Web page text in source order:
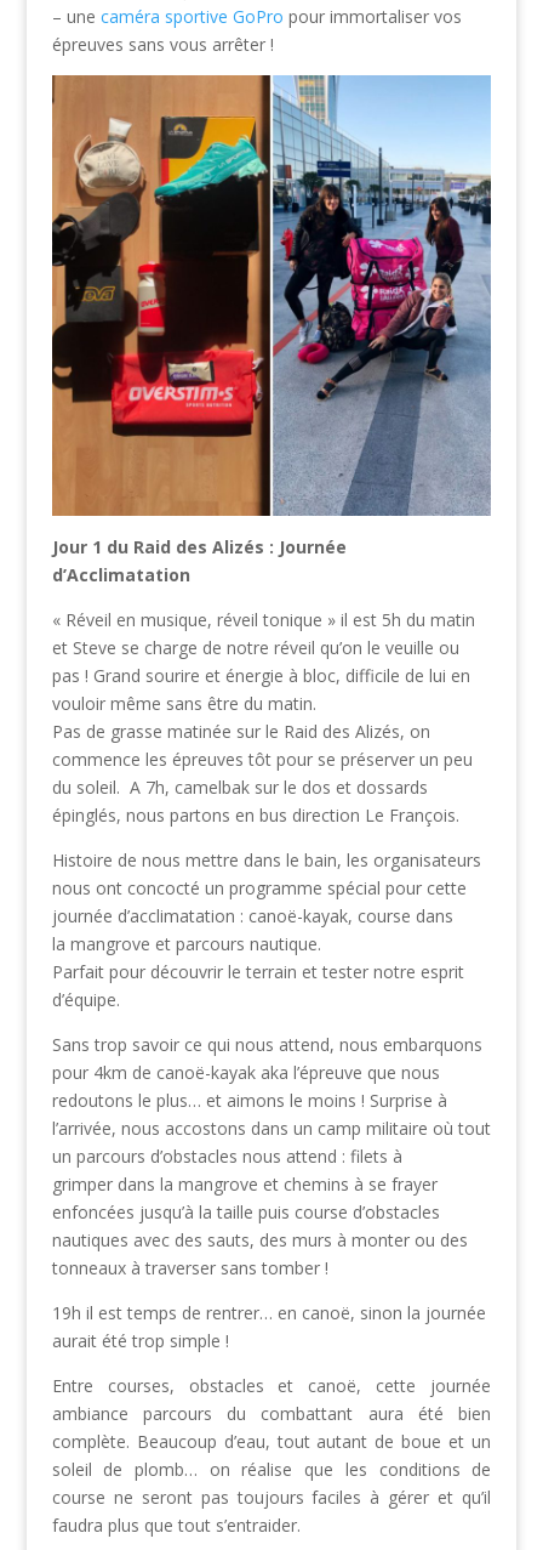
– une caméra sportive GoPro pour immortaliser vos
épreuves sans vous arrêter !
Jour 1 du Raid des Alizés : Journée
d’Acclimatation
« Réveil en musique, réveil tonique » il est 5h du matin
et Steve se charge de notre réveil qu’on le veuille ou
pas ! Grand sourire et énergie à bloc, difficile de lui en
vouloir même sans être du matin.
Pas de grasse matinée sur le Raid des Alizés, on
commence les épreuves tôt pour se préserver un peu
du soleil. A 7h, camelbak sur le dos et dossards
épinglés, nous partons en bus direction Le François.
Histoire de nous mettre dans le bain, les organisateurs
nous ont concocté un programme spécial pour cette
journée d’acclimatation : canoë-kayak, course dans
la mangrove et parcours nautique.
Parfait pour découvrir le terrain et tester notre esprit
d’équipe.
Sans trop savoir ce qui nous attend, nous embarquons
pour 4km de canoë-kayak aka l’épreuve que nous
redoutons le plus… et aimons le moins ! Surprise à
l’arrivée, nous accostons dans un camp militaire où tout
un parcours d’obstacles nous attend : filets à
grimper dans la mangrove et chemins à se frayer
enfoncées jusqu’à la taille puis course d’obstacles
nautiques avec des sauts, des murs à monter ou des
tonneaux à traverser sans tomber !
19h il est temps de rentrer… en canoë, sinon la journée
aurait été trop simple !
Entre courses, obstacles et canoë, cette journée
ambiance parcours du combattant aura été bien
complète. Beaucoup d’eau, tout autant de boue et un
soleil de plomb… on réalise que les conditions de
course ne seront pas toujours faciles à gérer et qu’il
faudra plus que tout s’entraider.